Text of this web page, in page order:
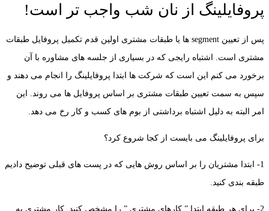
پروفایلینگ از نان شب واجب تر است!
پس از تعیین segment ها یا طبقات مشتری اولین قدم تکمیل پروفایل طبقات
مشتری است. اشتباه رایجی که در بسیاری از جلسه های مشاوره با آن
برخورد می کنم این است که شرکت ها ابتدا پروفایلینگ را انجام می دهند و
سپس به سمت تعیین طبقات مشتری بر اساس پروفایل ها می روند. این
امر البته به دلیل اشتباه برداشتی از بوم های کسب و کار رخ می دهد.
برای پروفایلینگ می بایست از کجا شروع کرد؟
1- ابتدا مشتریان را بر اساس روش هایی که در پست های قبلی توضیح دادیم
طبقه بندی کنید.
2- برای هر طبقه ابتدا ” کارهای مشتری ” را مشخص کنید. کار مشتری به